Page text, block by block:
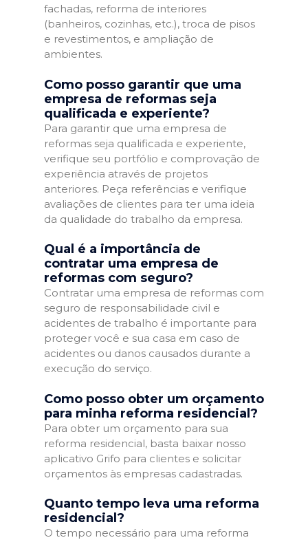
fachadas, reforma de interiores
(banheiros, cozinhas, etc.), troca de pisos
e revestimentos, e ampliação de
ambientes.
Como posso garantir que uma
empresa de reformas seja
qualificada e experiente?
Para garantir que uma empresa de
reformas seja qualificada e experiente,
verifique seu portfólio e comprovação de
experiência através de projetos
anteriores. Peça referências e verifique
avaliações de clientes para ter uma ideia
da qualidade do trabalho da empresa.
Qual é a importância de
contratar uma empresa de
reformas com seguro?
Contratar uma empresa de reformas com
seguro de responsabilidade civil e
acidentes de trabalho é importante para
proteger você e sua casa em caso de
acidentes ou danos causados durante a
execução do serviço.
Como posso obter um orçamento
para minha reforma residencial?
Para obter um orçamento para sua
reforma residencial, basta baixar nosso
aplicativo Grifo para clientes e solicitar
orçamentos às empresas cadastradas.
Quanto tempo leva uma reforma
residencial?
O tempo necessário para uma reforma